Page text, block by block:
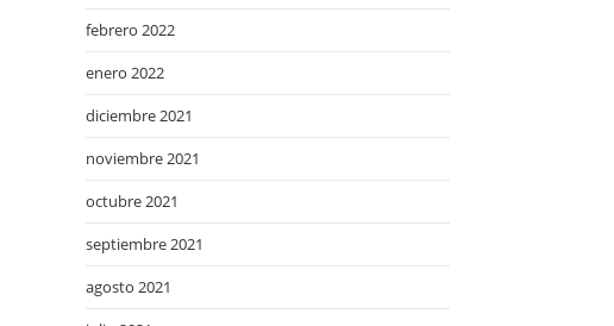
febrero 2022
enero 2022
diciembre 2021
noviembre 2021
octubre 2021
septiembre 2021
agosto 2021